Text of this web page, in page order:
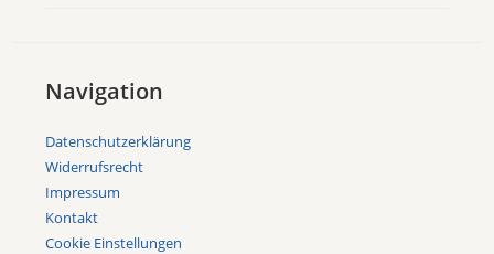
Navigation
Datenschutzerklärung
Widerrufsrecht
Impressum
Kontakt
Cookie Einstellungen